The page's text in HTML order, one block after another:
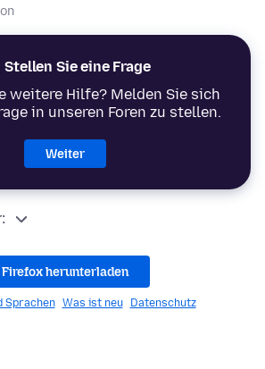
Stellen Sie eine Frage
weitere Hilfe? Melden Sie sich
in unseren Foren zu stellen.
Weiter
Firefox herunterladen
Sprachen Was ist neu Datenschutz